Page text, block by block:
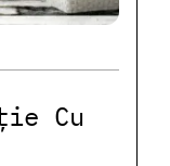
Cu